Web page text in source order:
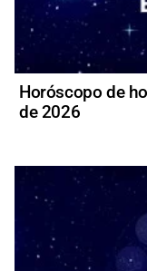
Horóscopo de
de 2026